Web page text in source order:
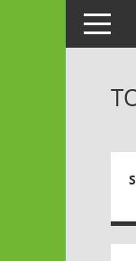
Toggle